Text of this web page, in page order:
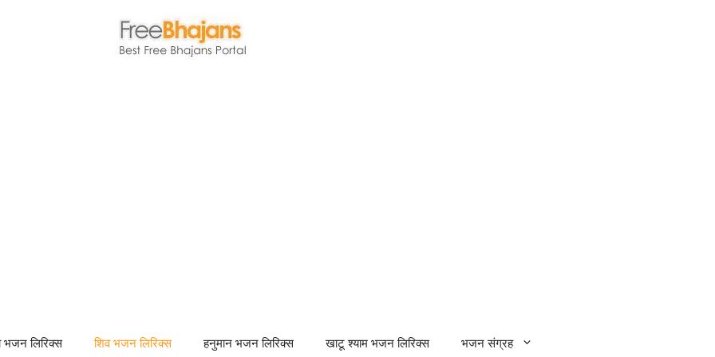
भजन लिरिक्स शिव भजन लिरिक्स हनुमान भजन लिरिक्स खाटू श्याम भजन लिरिक्स भजन संग्रह